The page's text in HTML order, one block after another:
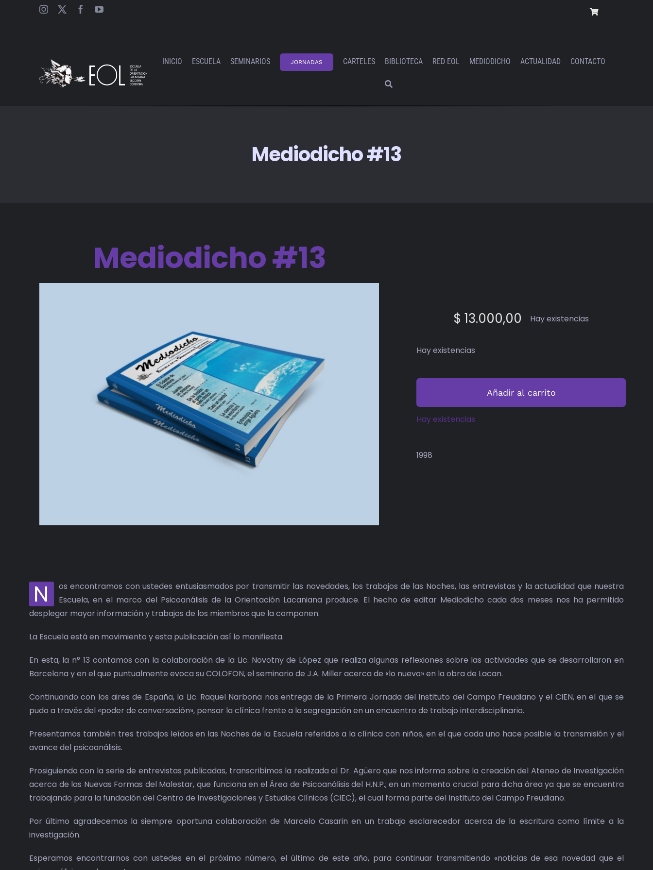
INICIO ESCUELA SEMINARIOS JORNADAS CARTELES BIBLIOTECA RED EOL MEDIODICHO ACTUALIDAD CONTACTO
Mediodicho #13
Mediodicho #13
$ 13.000,00 Hay existencias
Hay existencias
#13
Añadir al carrito
Hay existencias
1998
N
os encontramos con ustedes entusiasmados por transmitir las novedades, los trabajos de las Noches, las entrevistas y la actualidad que nuestra
Escuela, en el marco del Psicoanálisis de la Orientación Lacaniana produce. El hecho de editar Mediodicho cada dos meses nos ha permitido
desplegar mayor información y trabajos de los miembros que la componen.
La Escuela está en movimiento y esta publicación así lo manifiesta.
En esta, la n° 13 contamos con la colaboración de la Lic. Novotny de López que realiza algunas reflexiones sobre las actividades que se desarrollaron en
Barcelona y en el que puntualmente evoca su COLOFON, el seminario de J.A. Miller acerca de «lo nuevo» en la obra de Lacan.
Continuando con los aires de España, la Lic. Raquel Narbona nos entrega de la Primera Jornada del Instituto del Campo Freudiano y el CIEN, en el que se
pudo a través del «poder de conversación», pensar la clínica frente a la segregación en un encuentro de trabajo interdisciplinario.
Presentamos también tres trabajos leídos en las Noches de la Escuela referidos a la clínica con niños, en el que cada uno hace posible la transmisión y el
avance del psicoanálisis.
Prosiguiendo con la serie de entrevistas publicadas, transcribimos la realizada al Dr. Agüero que nos informa sobre la creación del Ateneo de Investigación
acerca de las Nuevas Formas del Malestar, que funciona en el Área de Psicoanálisis del H.N.P.; en un momento crucial para dicha área ya que se encuentra
trabajando para la fundación del Centro de Investigaciones y Estudios Clínicos (CIEC), el cual forma parte del Instituto del Campo Freudiano.
Por último agradecemos la siempre oportuna colaboración de Marcelo Casarin en un trabajo esclarecedor acerca de la escritura como límite a la
investigación.
Esperamos encontrarnos con ustedes en el próximo número, el último de este año, para continuar transmitiendo «noticias de esa novedad que el